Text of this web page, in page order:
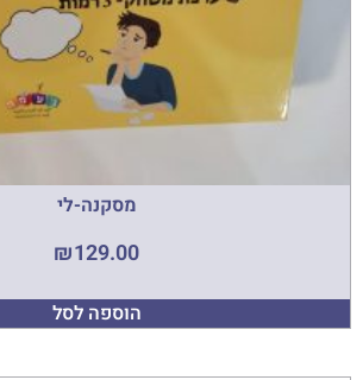
מסקנה-לי
₪129.00
הוספה לסל